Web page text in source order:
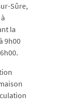
Sûre,
la
9h00